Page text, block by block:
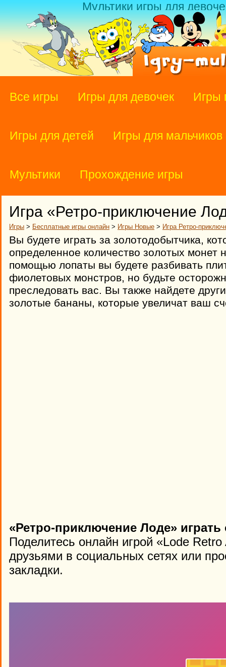
Мультики игры для
Все игры Игры для девочек Игры
Игры для детей Игры для мальчиков
Мультики Прохождение игры
Игра «Ретро-приключение
Игры > Бесплатные игры онлайн > Игры Новые > Игра Ретро-
Вы будете играть за золотодобытчика,
определенное количество золотых монет
помощью лопаты вы будете разбивать
фиолетовых монстров, но будьте
преследовать вас. Вы также найдете
золотые бананы, которые увеличат ваш
«Ретро-приключение Лоде»
Поделитесь онлайн игрой «Lode
друзьями в социальных сетях или
закладки.